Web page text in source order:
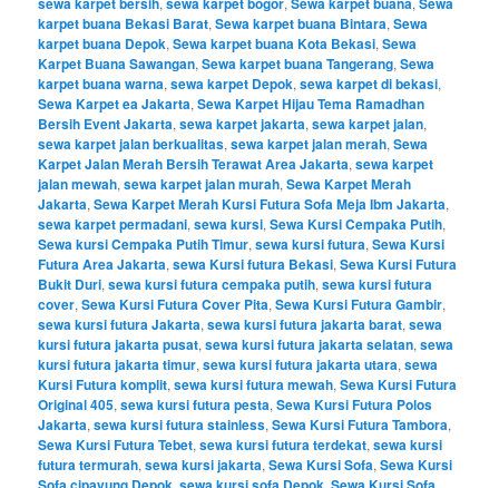
karpet buana Bekasi Barat,Sewa karpet buana Bintara,Sewa
karpet buana Depok,Sewa karpet buana Kota Bekasi,Sewa
Karpet Buana Sawangan,Sewa karpet buana Tangerang,Sewa
karpet buana warna,sewa karpet Depok,sewa karpet di bekasi,
Sewa Karpet ea Jakarta,Sewa Karpet Hijau Tema Ramadhan
Bersih Event Jakarta,sewa karpet jakarta,sewa karpet jalan,
sewa karpet jalan berkualitas,sewa karpet jalan merah,Sewa
Karpet Jalan Merah Bersih Terawat Area Jakarta,sewa karpet
jalan mewah,sewa karpet jalan murah,Sewa Karpet Merah
Jakarta,Sewa Karpet Merah Kursi Futura Sofa Meja Ibm Jakarta,
sewa karpet permadani,sewa kursi,Sewa Kursi Cempaka Putih,
Sewa kursi Cempaka Putih Timur,sewa kursi futura,Sewa Kursi
Futura Area Jakarta,sewa Kursi futura Bekasi,Sewa Kursi Futura
Bukit Duri,sewa kursi futura cempaka putih,sewa kursi futura
cover,Sewa Kursi Futura Cover Pita,Sewa Kursi Futura Gambir,
sewa kursi futura Jakarta,sewa kursi futura jakarta barat,sewa
kursi futura jakarta pusat,sewa kursi futura jakarta selatan,sewa
kursi futura jakarta timur,sewa kursi futura jakarta utara,sewa
Kursi Futura komplit,sewa kursi futura mewah,Sewa Kursi Futura
Original 405,sewa kursi futura pesta,Sewa Kursi Futura Polos
Jakarta,sewa kursi futura stainless,Sewa Kursi Futura Tambora,
Sewa Kursi Futura Tebet,sewa kursi futura terdekat,sewa kursi
futura termurah,sewa kursi jakarta,Sewa Kursi Sofa,Sewa Kursi